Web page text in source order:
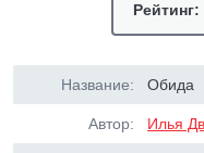
Рейтинг:
Название: Обида
Автор: Илья